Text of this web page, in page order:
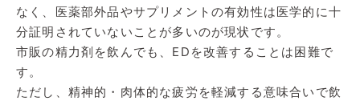
なく、医薬部外品やサプリメントの有効性は医学的に十
分証明されていないことが多いのが現状です。
市販の精力剤を飲んでも、EDを改善することは困難で
す。
ただし、精神的・肉体的な疲労を軽減する意味合いで飲